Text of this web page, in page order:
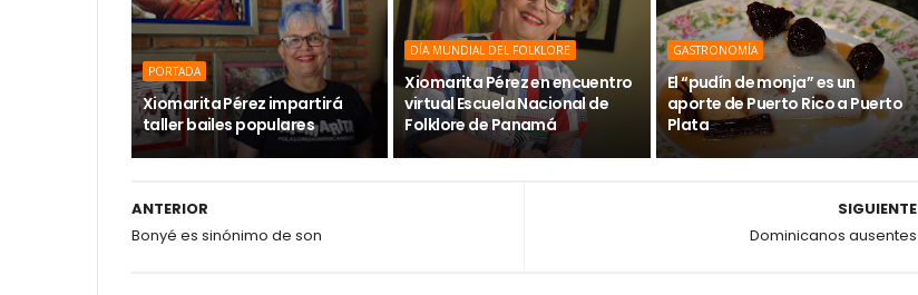
PORTADA
Xiomarita Pérez impartirá
taller bailes populares
DÍA MUNDIAL DEL FOLKLORE
Xiomarita Pérez en encuentro
virtual Escuela Nacional de
Folklore de Panamá
GASTRONOMÍA
El “pudín de monja” es un
aporte de Puerto Rico a Puerto
Plata
SIGUIENTE
Dominicanos ausentes
ANTERIOR
Bonyé es sinónimo de son